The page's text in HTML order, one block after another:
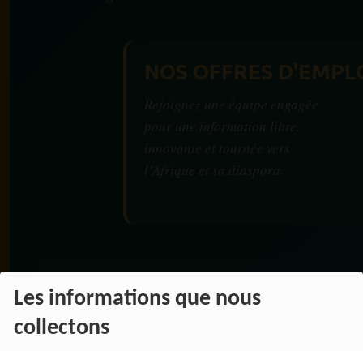
Les informations que nous
collectons
RADIOTAMTAM
AFRICA — LA PAROLE
EST UNE FORCE